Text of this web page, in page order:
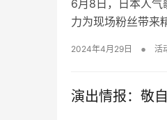
6月8日，日本人
力为现场粉丝带来
2024年4月29日 • 活
演出情报：敬